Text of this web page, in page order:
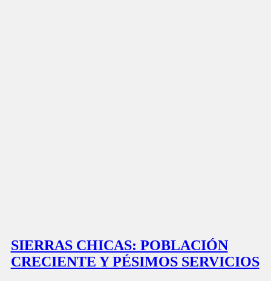
SIERRAS CHICAS: POBLACIÓN
CRECIENTE Y PÉSIMOS SERVICIOS